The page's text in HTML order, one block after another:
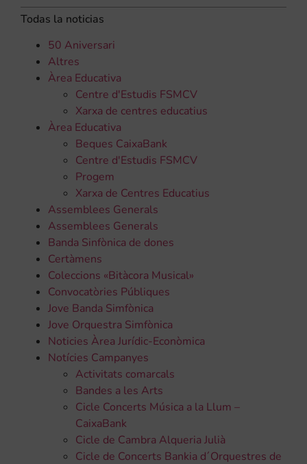
Todas la noticias
50 Aniversari
Altres
Àrea Educativa
Centre d'Estudis FSMCV
Xarxa de centres educatius
Àrea Educativa
Beques CaixaBank
Centre d'Estudis FSMCV
Progem
Xarxa de Centres Educatius
Assemblees Generals
Assemblees Generals
Banda Sinfònica de dones
Certàmens
Coleccions «Bitàcora Musical»
Convocatòries Públiques
Jove Banda Simfònica
Jove Orquestra Simfònica
Noticies Àrea Jurídic-Econòmica
Notícies Campanyes
Activitats comarcals
Bandes a les Arts
Cicle Concerts Música a la Llum –
CaixaBank
Cicle de Cambra Alqueria Julià
Cicle de Concerts Bankia d´Orquestres de